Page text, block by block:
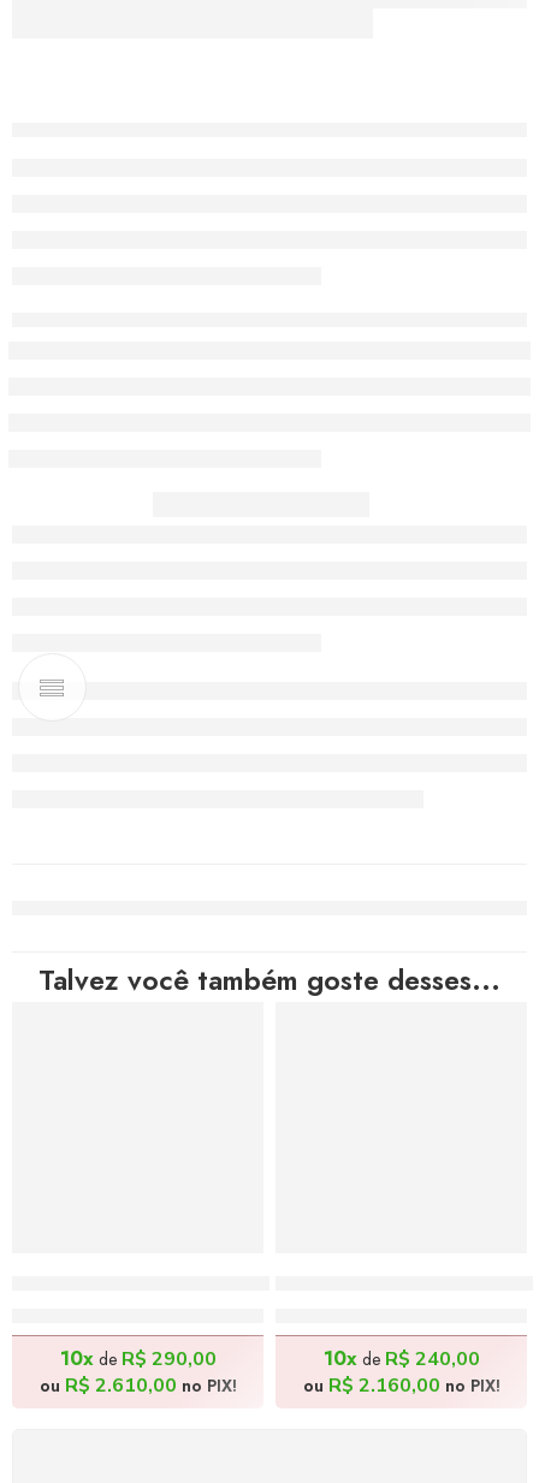
Talvez você também goste desses...
10xde R$ 290,00
ou R$ 2.610,00 no PIX!
10xde R$ 240,00
ou R$ 2.160,00 no PIX!